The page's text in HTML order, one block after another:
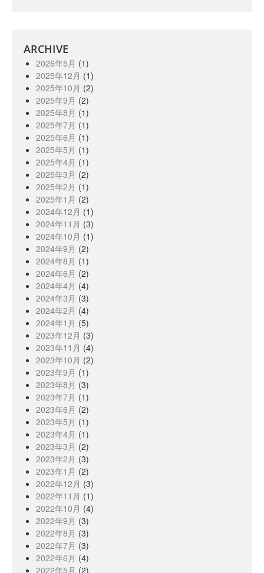
ARCHIVE
2026年5月 (1)
2025年12月 (1)
2025年10月 (2)
2025年9月 (2)
2025年8月 (1)
2025年7月 (1)
2025年6月 (1)
2025年5月 (1)
2025年4月 (1)
2025年3月 (2)
2025年2月 (1)
2025年1月 (2)
2024年12月 (1)
2024年11月 (3)
2024年10月 (1)
2024年9月 (2)
2024年8月 (1)
2024年6月 (2)
2024年4月 (4)
2024年3月 (3)
2024年2月 (4)
2024年1月 (5)
2023年12月 (3)
2023年11月 (4)
2023年10月 (2)
2023年9月 (1)
2023年8月 (3)
2023年7月 (1)
2023年6月 (2)
2023年5月 (1)
2023年4月 (1)
2023年3月 (2)
2023年2月 (3)
2023年1月 (2)
2022年12月 (3)
2022年11月 (1)
2022年10月 (4)
2022年9月 (3)
2022年8月 (3)
2022年7月 (3)
2022年6月 (4)
2022年5月 (2)